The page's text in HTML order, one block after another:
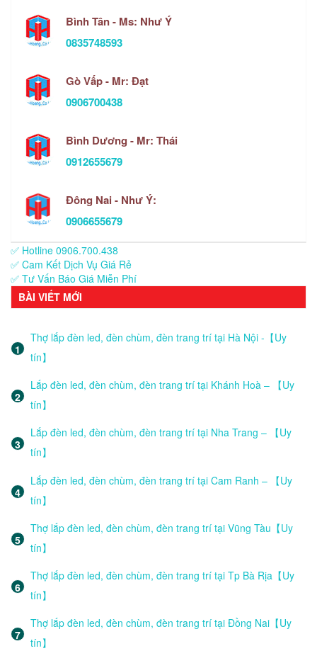
Bình Tân - Ms: Như Ý
0835748593
Gò Vấp - Mr: Đạt
0906700438
Bình Dương - Mr: Thái
0912655679
Đông Nai - Như Ý:
0906655679
✅ Hotline 0906.700.438
✅ Cam Kết Dịch Vụ Giá Rẻ
✅ Tư Vấn Báo Giá Miễn Phí
BÀI VIẾT MỚI
Thợ lắp đèn led, đèn chùm, đèn trang trí tại Hà Nội -【Uy
tín】
Lắp đèn led, đèn chùm, đèn trang trí tại Khánh Hoà – 【Uy
tín】
Lắp đèn led, đèn chùm, đèn trang trí tại Nha Trang – 【Uy
tín】
Lắp đèn led, đèn chùm, đèn trang trí tại Cam Ranh – 【Uy
tín】
Thợ lắp đèn led, đèn chùm, đèn trang trí tại Vũng Tàu【Uy
tín】
Thợ lắp đèn led, đèn chùm, đèn trang trí tại Tp Bà Rịa【Uy
tín】
Thợ lắp đèn led, đèn chùm, đèn trang trí tại Đồng Nai【Uy
tín】